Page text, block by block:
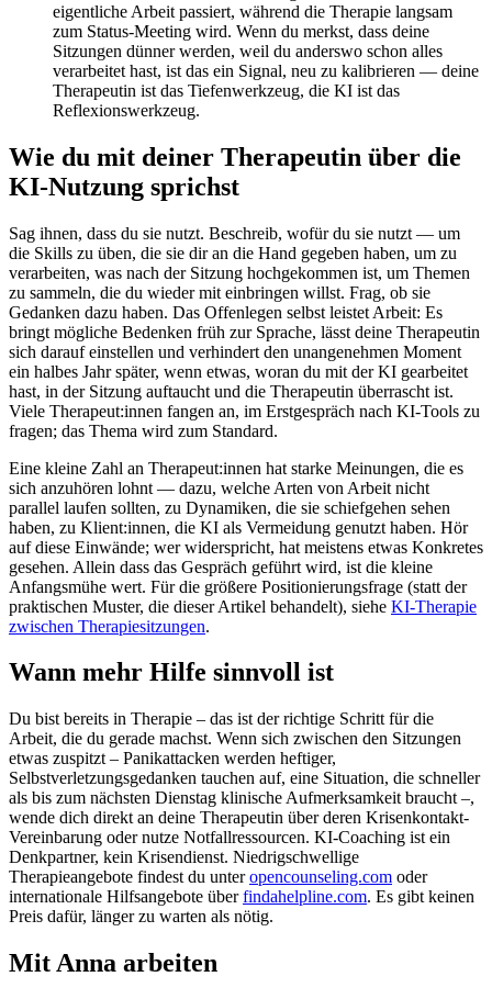
eigentliche Arbeit passiert, während die Therapie langsam
zum Status-Meeting wird. Wenn du merkst, dass deine
Sitzungen dünner werden, weil du anderswo schon alles
verarbeitet hast, ist das ein Signal, neu zu kalibrieren — deine
Therapeutin ist das Tiefenwerkzeug, die KI ist das
Reflexionswerkzeug.
Wie du mit deiner Therapeutin über die
KI-Nutzung sprichst
Sag ihnen, dass du sie nutzt. Beschreib, wofür du sie nutzt — um
die Skills zu üben, die sie dir an die Hand gegeben haben, um zu
verarbeiten, was nach der Sitzung hochgekommen ist, um Themen
zu sammeln, die du wieder mit einbringen willst. Frag, ob sie
Gedanken dazu haben. Das Offenlegen selbst leistet Arbeit: Es
bringt mögliche Bedenken früh zur Sprache, lässt deine Therapeutin
sich darauf einstellen und verhindert den unangenehmen Moment
ein halbes Jahr später, wenn etwas, woran du mit der KI gearbeitet
hast, in der Sitzung auftaucht und die Therapeutin überrascht ist.
Viele Therapeut:innen fangen an, im Erstgespräch nach KI-Tools zu
fragen; das Thema wird zum Standard.
Eine kleine Zahl an Therapeut:innen hat starke Meinungen, die es
sich anzuhören lohnt — dazu, welche Arten von Arbeit nicht
parallel laufen sollten, zu Dynamiken, die sie schiefgehen sehen
haben, zu Klient:innen, die KI als Vermeidung genutzt haben. Hör
auf diese Einwände; wer widerspricht, hat meistens etwas Konkretes
gesehen. Allein dass das Gespräch geführt wird, ist die kleine
Anfangsmühe wert. Für die größere Positionierungsfrage (statt der
praktischen Muster, die dieser Artikel behandelt), siehe KI-Therapie
zwischen Therapiesitzungen.
Wann mehr Hilfe sinnvoll ist
Du bist bereits in Therapie – das ist der richtige Schritt für die
Arbeit, die du gerade machst. Wenn sich zwischen den Sitzungen
etwas zuspitzt – Panikattacken werden heftiger,
Selbstverletzungsgedanken tauchen auf, eine Situation, die schneller
als bis zum nächsten Dienstag klinische Aufmerksamkeit braucht –,
wende dich direkt an deine Therapeutin über deren Krisenkontakt-
Vereinbarung oder nutze Notfallressourcen. KI-Coaching ist ein
Denkpartner, kein Krisendienst. Niedrigschwellige
Therapieangebote findest du unter opencounseling.com oder
internationale Hilfsangebote über findahelpline.com. Es gibt keinen
Preis dafür, länger zu warten als nötig.
Mit Anna arbeiten